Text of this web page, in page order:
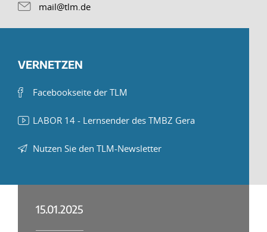
mail@tlm.de
VERNETZEN
Facebookseite der TLM
LABOR 14 - Lernsender des TMBZ Gera
Nutzen Sie den TLM-Newsletter
15.01.2025